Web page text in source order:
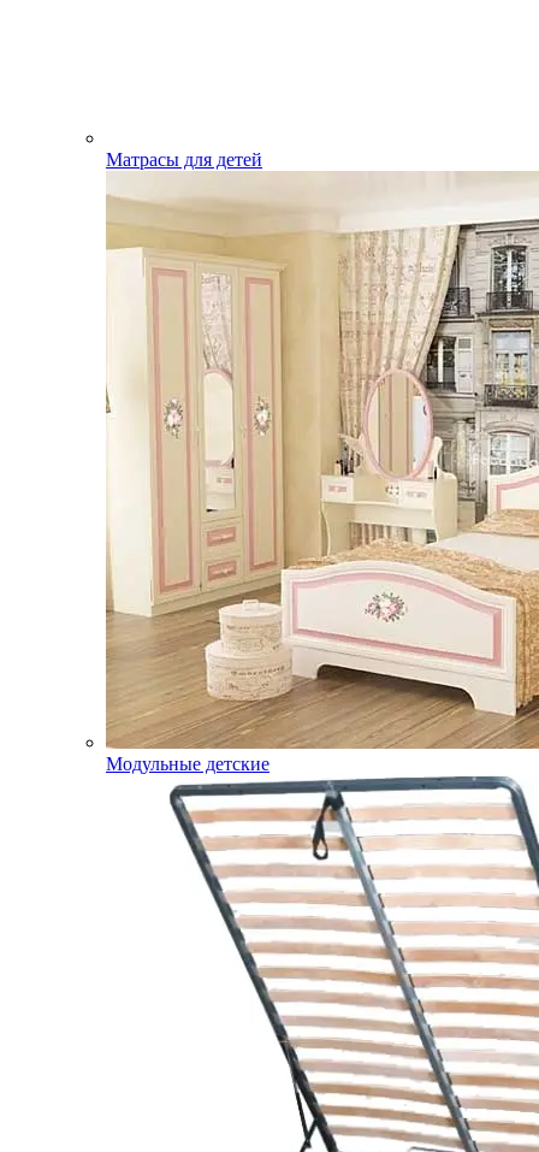
Матрасы для детей
Модульные детские